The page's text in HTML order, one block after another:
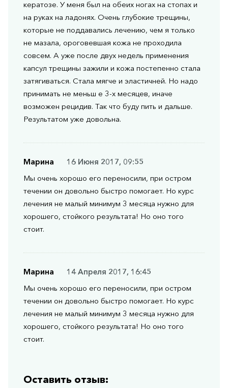
кератозе. У меня был на обеих ногах на стопах и
на руках на ладонях. Очень глубокие трещины,
которые не поддавались лечению, чем я только
не мазала, ороговевшая кожа не проходила
совсем. А уже после двух недель применения
капсул трещины зажили и кожа постепенно стала
затягиваться. Стала мягче и эластичней. Но надо
принимать не меньш е 3-х месяцев, иначе
возможен рецидив. Так что буду пить и дальше.
Результатом уже довольна.
Марина
16 Июня 2017, 09:55
Мы очень хорошо его переносили, при остром
течении он довольно быстро помогает. Но курс
лечения не малый минимум 3 месяца нужно для
хорошего, стойкого результата! Но оно того
стоит.
Марина
14 Апреля 2017, 16:45
Мы очень хорошо его переносили, при остром
течении он довольно быстро помогает. Но курс
лечения не малый минимум 3 месяца нужно для
хорошего, стойкого результата! Но оно того
стоит.
Оставить отзыв: